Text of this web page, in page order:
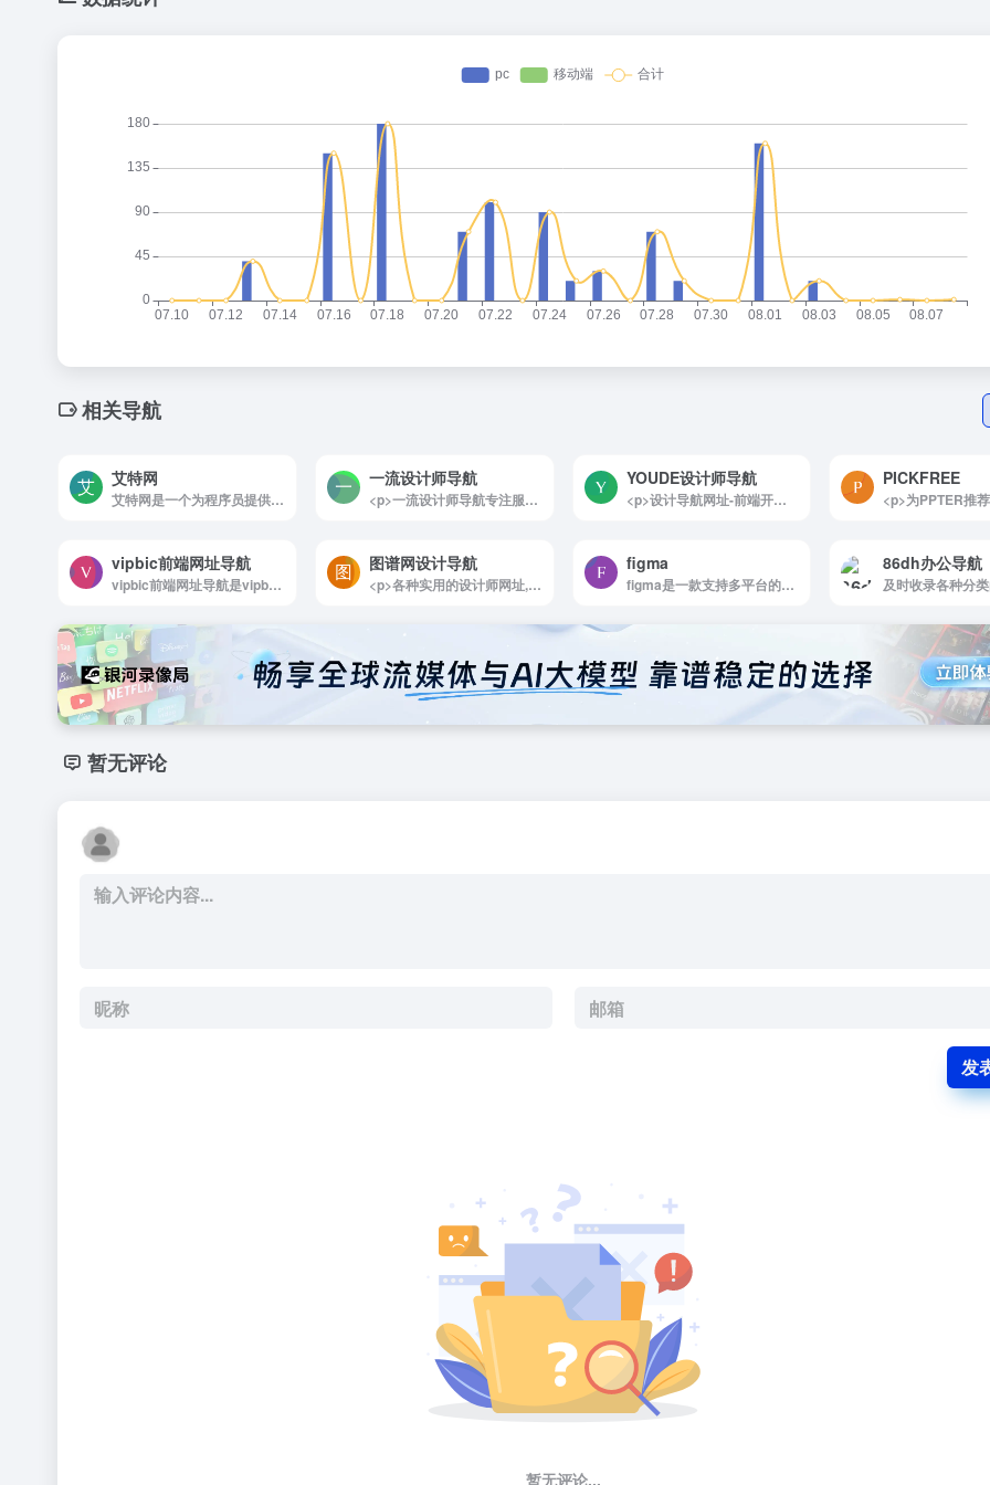
相关导航
艾特网
艾特网是一个为程序员提供服务的网址导航产品
一流设计师导航
<p>一流设计师导航专注服务于设计师的导航网站。致力于分享优秀免费的设计网站网址，一流设计导航大全还包括免费无版权限制可商用的高品质素材，设计教程、尺寸规范、配色方案、设计素材和灵感等。</p>
YOUDE设计师导航
<p>设计导航网址-前端开发-交互原型-YOUDE设计导航，优得设计导航，提供免费素材，优秀设计资源</p>
PICKFREE
vipbic前端网址导航
vipbic前端网址导航是vipbic 专注前端开发、网址导...
图谱网设计导航
<p>各种实用的设计师网址,UI设计、原型设计、在线协作、设计资源、免费素材等。 图谱网TripMap.cn专注分享优秀设计网站、更好的资源,助你学习和设计。</p>
figma
figma是一款支持多平台的UI/UX设计网站
86dh办公导航
暂无评论
发
暂无评论...